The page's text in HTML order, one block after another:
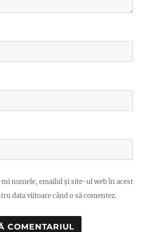
mi numele, emailul și site-ul web în acest
data viitoare când o să comentez.